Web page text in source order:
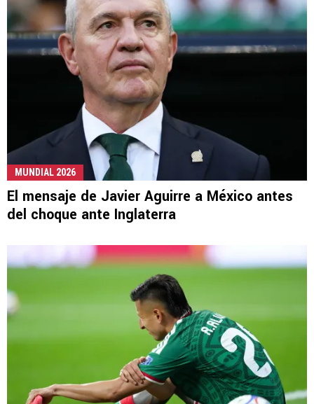
MUNDIAL 2026
El mensaje de Javier Aguirre a México antes
del choque ante Inglaterra